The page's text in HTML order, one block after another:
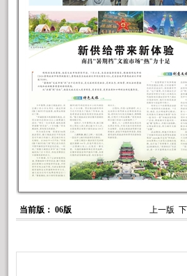
当前版： 06版 上一版